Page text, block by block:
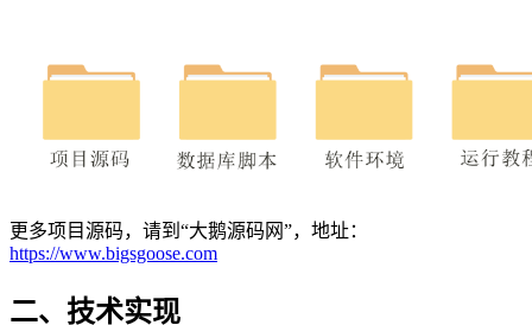
更多项目源码，请到“大鹅源码网”，地址：
https://www.bigsgoose.com
二、技术实现